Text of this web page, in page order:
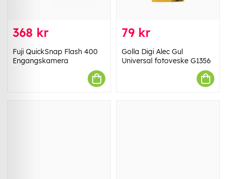
368 kr
Fuji QuickSnap Flash 400
Engangskamera
79 kr
Golla Digi Alec Gul
Universal fotoveske G1356